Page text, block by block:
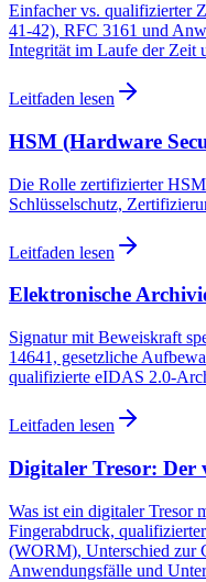
Einfacher vs. qualifizierter
41-42), RFC 3161 und
Integrität im Laufe der Zeit
Leitfaden lesen
HSM (Hardware
Die Rolle zertifizierter
Schlüsselschutz,
Leitfaden lesen
Elektronische
Signatur mit Beweiskraft
14641, gesetzliche
qualifizierte eIDAS 2.0-
Leitfaden lesen
Digitaler Tresor: Der
Was ist ein digitaler Tresor
Fingerabdruck,
(WORM), Unterschied zur
Anwendungsfälle und